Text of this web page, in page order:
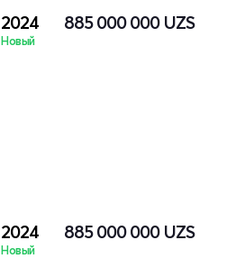
2024
Новый
885 000 000 UZS
2024
Новый
885 000 000 UZS